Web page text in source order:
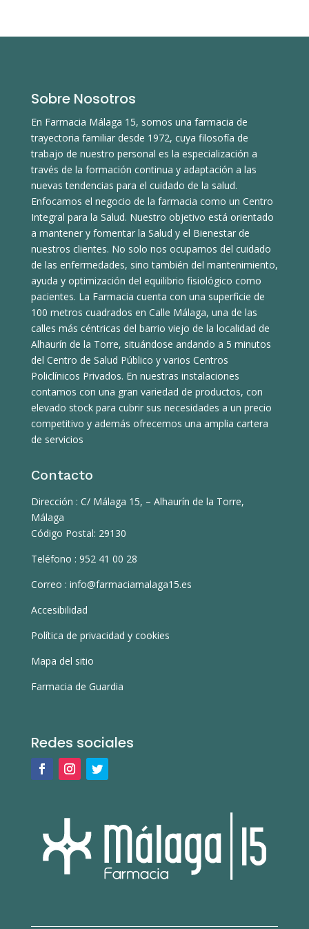
Sobre Nosotros
En Farmacia Málaga 15, somos una farmacia de
trayectoria familiar desde 1972, cuya filosofía de
trabajo de nuestro personal es la especialización a
través de la formación continua y adaptación a las
nuevas tendencias para el cuidado de la salud.
Enfocamos el negocio de la farmacia como un Centro
Integral para la Salud. Nuestro objetivo está orientado
a mantener y fomentar la Salud y el Bienestar de
nuestros clientes. No solo nos ocupamos del cuidado
de las enfermedades, sino también del mantenimiento,
ayuda y optimización del equilibrio fisiológico como
pacientes. La Farmacia cuenta con una superficie de
100 metros cuadrados en Calle Málaga, una de las
calles más céntricas del barrio viejo de la localidad de
Alhaurín de la Torre, situándose andando a 5 minutos
del Centro de Salud Público y varios Centros
Policlínicos Privados. En nuestras instalaciones
contamos con una gran variedad de productos, con
elevado stock para cubrir sus necesidades a un precio
competitivo y además ofrecemos una amplia cartera
de servicios
Contacto
Dirección : C/ Málaga 15, – Alhaurín de la Torre,
Málaga
Código Postal: 29130
Teléfono : 952 41 00 28
Correo : info@farmaciamalaga15.es
Accesibilidad
Política de privacidad y cookies
Mapa del sitio
Farmacia de Guardia
Redes sociales